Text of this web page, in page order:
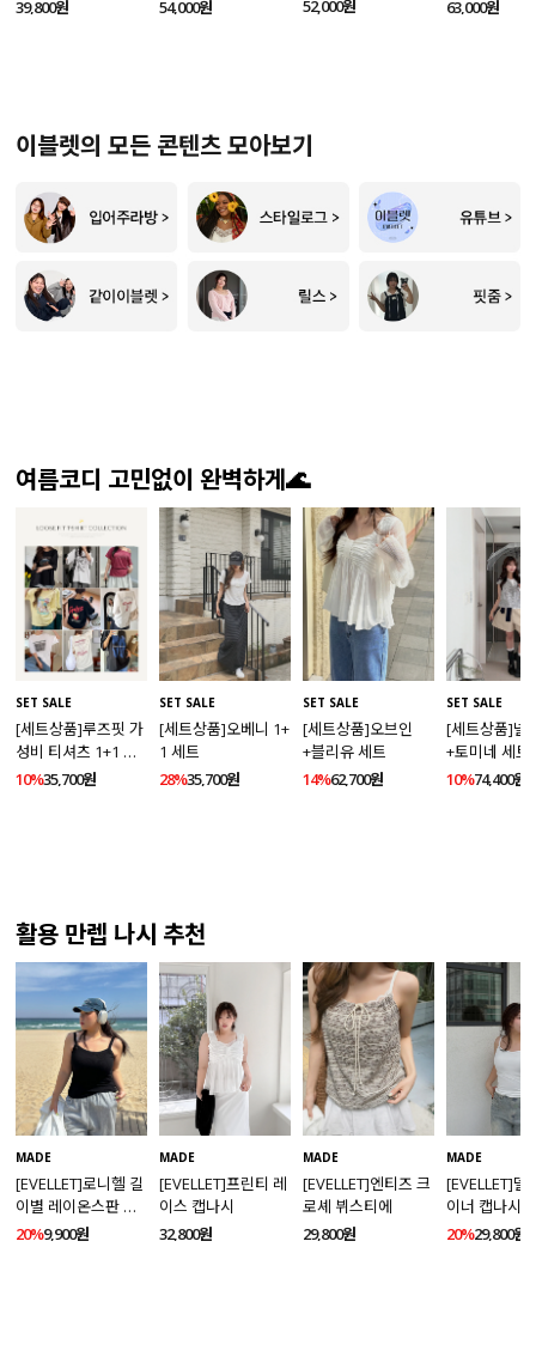
39,800원 54,000원 52,000원 63,000원
이블렛의 모든 콘텐츠 모아보기
여름코디 고민없이 완벽하게🌊
SET SALE
[세트상품]루즈핏 가
성비 티셔츠 1+1 세
트
10%35,700원
SET SALE
[세트상품]오베니 1+
1 세트
28%35,700원
SET SALE
[세트상품]오브인
+블리유 세트
14%62,700원
SET SALE
[세트상품]넬
+토미네 세트
10%74,400원
활용 만렙 나시 추천
MADE
[EVELLET]로니헬 길
이별 레이온스판 끈
나시
20%9,900원
MADE
[EVELLET]프린티 레
이스 캡나시
32,800원
MADE
[EVELLET]엔티즈 크
로셰 뷔스티에
29,800원
MADE
[EVELLET]델
이너 캡나시
20%29,800원